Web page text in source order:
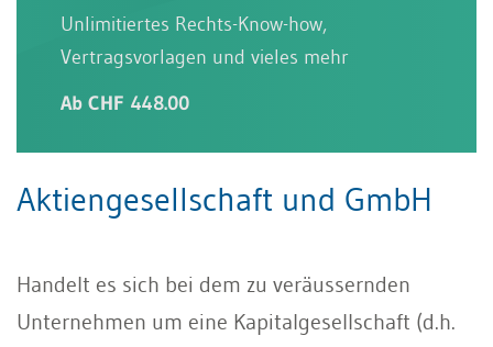
Unlimitiertes Rechts-Know-how,
Vertragsvorlagen und vieles mehr
Ab CHF 448.00
Aktiengesellschaft und GmbH
Handelt es sich bei dem zu veräussernden
Unternehmen um eine Kapitalgesellschaft (d.h.